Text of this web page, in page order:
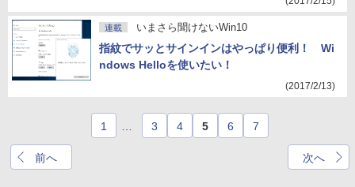
連載 いまさら聞けないWin10
指紋でサッとサインインはやっぱり便利！ Wi
ndows Helloを使いたい！
(2017/2/13)
前へ
1 3 4 5 6 7
次へ